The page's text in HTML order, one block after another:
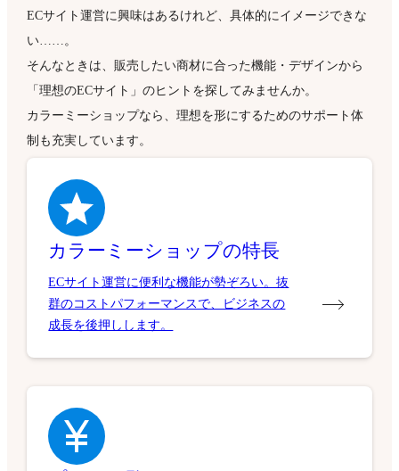
ECサイト運営に興味はあるけれど、具体的にイメージできな
い……。
そんなときは、販売したい商材に合った機能・デザインから
「理想のECサイト」のヒントを探してみませんか。
カラーミーショップなら、理想を形にするためのサポート体
制も充実しています。
カラーミーショップの特長
ECサイト運営に便利な機能が勢ぞろい。抜
群のコストパフォーマンスで、ビジネスの
成長を後押しします。